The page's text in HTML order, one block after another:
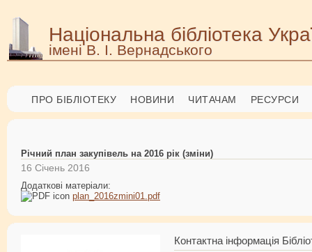
Національна бібліотека
імені В. І. Вернадського
ПРО БІБЛІОТЕКУ НОВИНИ ЧИТАЧАМ РЕСУРСИ
Річний план закупівель на 2016 рік (зміни)
16 Січень 2016
Додаткові матеріали:
plan_2016zmini01.pdf
Контактна інформація